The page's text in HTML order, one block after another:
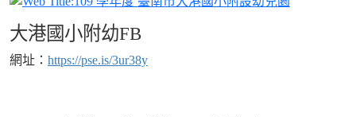
大港國小附幼FB
網址： https://pse.is/3ur38y